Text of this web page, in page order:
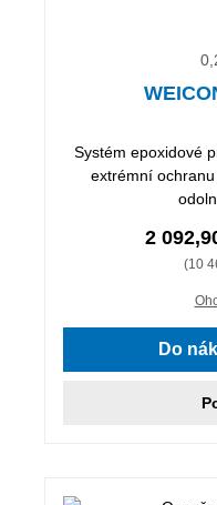
Systém epoxidové
extrémní
2
(10
Do